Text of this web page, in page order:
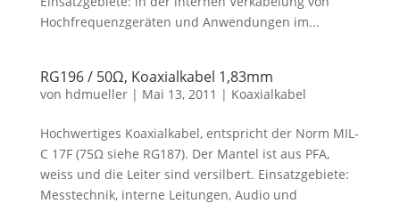
Hochfrequenzgeräten und Anwendungen im...
RG196 / 50Ω, Koaxialkabel 1,83mm
von hdmueller| Mai 13, 2011 | Koaxialkabel
Hochwertiges Koaxialkabel, entspricht der Norm MIL-
C 17F (75Ω siehe RG187). Der Mantel ist aus PFA,
weiss und die Leiter sind versilbert. Einsatzgebiete:
Messtechnik, interne Leitungen, Audio und